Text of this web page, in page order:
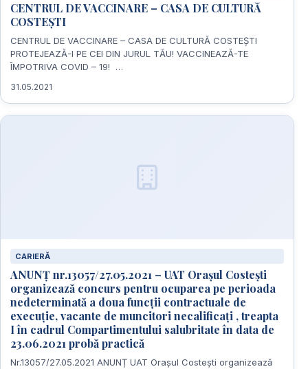
CENTRUL DE VACCINARE – CASA DE CULTURĂ
COSTEȘTI
CENTRUL DE VACCINARE – CASA DE CULTURĂ COSTEȘTI
PROTEJEAZĂ-I PE CEI DIN JURUL TĂU! VACCINEAZĂ-TE
ÎMPOTRIVA COVID – 19! …
31.05.2021
CARIERĂ
ANUNȚ nr.13057/27.05.2021 – UAT Orașul Costești
organizează concurs pentru ocuparea pe perioada
nedeterminată a doua funcții contractuale de
execuție, vacante de muncitori necalificați , treapta
I în cadrul Compartimentului salubritate în data de
23.06.2021 probă practică
Nr.13057/27.05.2021 ANUNȚ UAT Orașul Costești organizează